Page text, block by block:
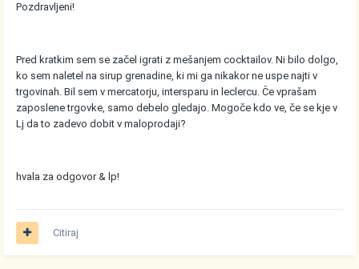
Pozdravljeni!
Pred kratkim sem se začel igrati z mešanjem cocktailov. Ni bilo dolgo,
ko sem naletel na sirup grenadine, ki mi ga nikakor ne uspe najti v
trgovinah. Bil sem v mercatorju, intersparu in leclercu. Če vprašam
zaposlene trgovke, samo debelo gledajo. Mogoče kdo ve, če se kje v
Lj da to zadevo dobit v maloprodaji?
hvala za odgovor & lp!
Citiraj